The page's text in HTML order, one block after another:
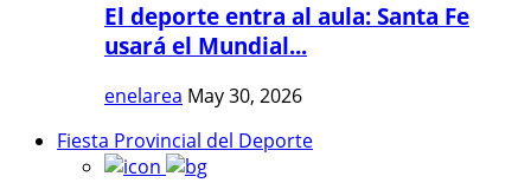
El deporte entra al aula: Santa Fe
usará el Mundial...
enelarea May 30, 2026
Fiesta Provincial del Deporte